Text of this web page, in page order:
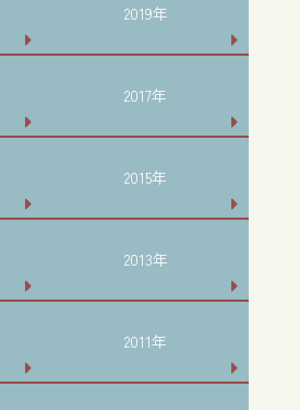
2019年
2017年
2015年
2013年
2011年